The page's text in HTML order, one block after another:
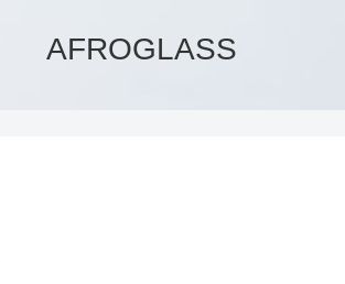
AFROGLASS